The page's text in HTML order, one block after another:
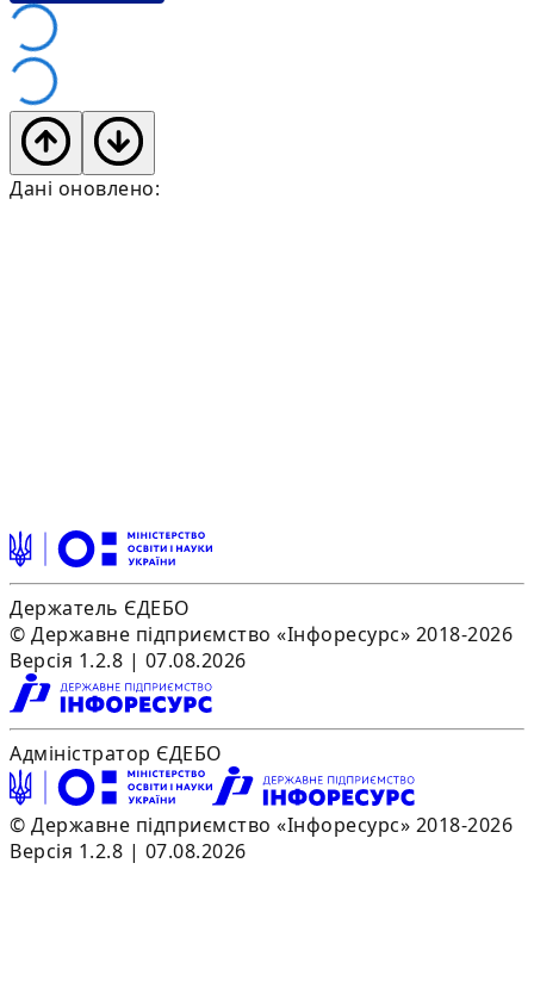
Дані оновлено:
Держатель ЄДЕБО
© Державне підприємство «Інфоресурс» 2018-2026
Версія 1.2.8 | 07.08.2026
Адміністратор ЄДЕБО
© Державне підприємство «Інфоресурс» 2018-2026
Версія 1.2.8 | 07.08.2026